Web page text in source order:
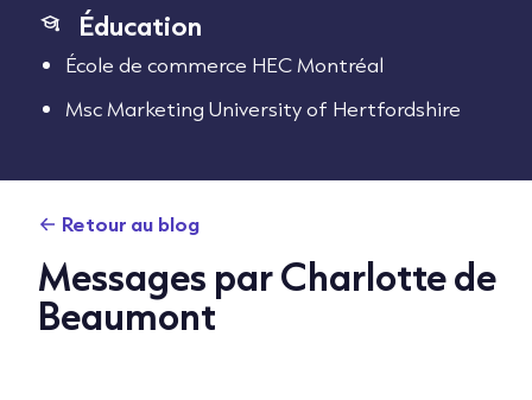
Éducation
École de commerce HEC Montréal
Msc Marketing University of Hertfordshire
Retour au blog
Messages par Charlotte de
Beaumont